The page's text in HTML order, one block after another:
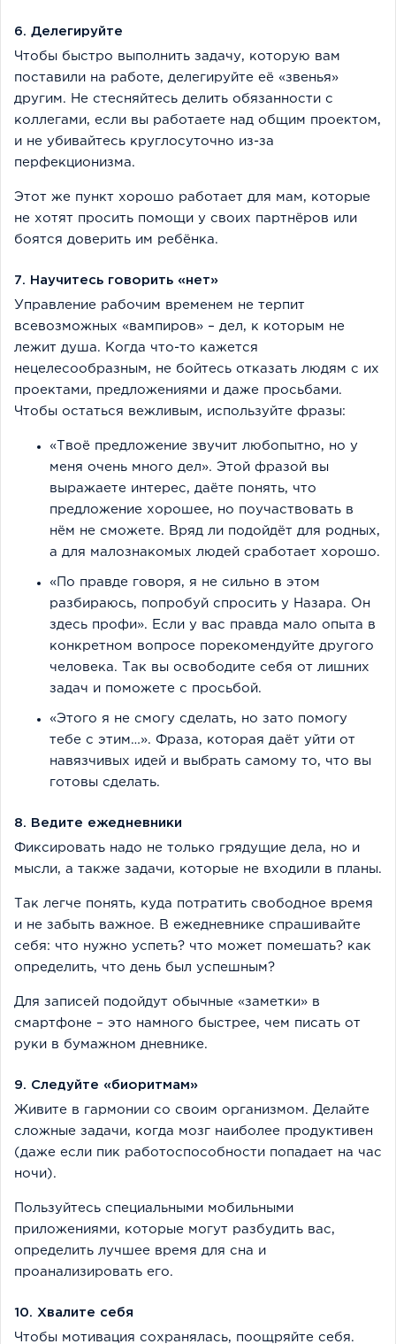
6. Делегируйте
Чтобы быстро выполнить задачу, которую вам
поставили на работе, делегируйте её «звенья»
другим. Не стесняйтесь делить обязанности с
коллегами, если вы работаете над общим проектом,
и не убивайтесь круглосуточно из-за
перфекционизма.
Этот же пункт хорошо работает для мам, которые
не хотят просить помощи у своих партнёров или
боятся доверить им ребёнка.
7. Научитесь говорить «нет»
Управление рабочим временем не терпит
всевозможных «вампиров» – дел, к которым не
лежит душа. Когда что-то кажется
нецелесообразным, не бойтесь отказать людям с их
проектами, предложениями и даже просьбами.
Чтобы остаться вежливым, используйте фразы:
«Твоё предложение звучит любопытно, но у
меня очень много дел». Этой фразой вы
выражаете интерес, даёте понять, что
предложение хорошее, но поучаствовать в
нём не сможете. Вряд ли подойдёт для родных,
а для малознакомых людей сработает хорошо.
«По правде говоря, я не сильно в этом
разбираюсь, попробуй спросить у Назара. Он
здесь профи». Если у вас правда мало опыта в
конкретном вопросе порекомендуйте другого
человека. Так вы освободите себя от лишних
задач и поможете с просьбой.
«Этого я не смогу сделать, но зато помогу
тебе с этим…». Фраза, которая даёт уйти от
навязчивых идей и выбрать самому то, что вы
готовы сделать.
8. Ведите ежедневники
Фиксировать надо не только грядущие дела, но и
мысли, а также задачи, которые не входили в планы.
Так легче понять, куда потратить свободное время
и не забыть важное. В ежедневнике спрашивайте
себя: что нужно успеть? что может помешать? как
определить, что день был успешным?
Для записей подойдут обычные «заметки» в
смартфоне – это намного быстрее, чем писать от
руки в бумажном дневнике.
9. Следуйте «биоритмам»
Живите в гармонии со своим организмом. Делайте
сложные задачи, когда мозг наиболее продуктивен
(даже если пик работоспособности попадает на час
ночи).
Пользуйтесь специальными мобильными
приложениями, которые могут разбудить вас,
определить лучшее время для сна и
проанализировать его.
10. Хвалите себя
Чтобы мотивация сохранялась, поощряйте себя.